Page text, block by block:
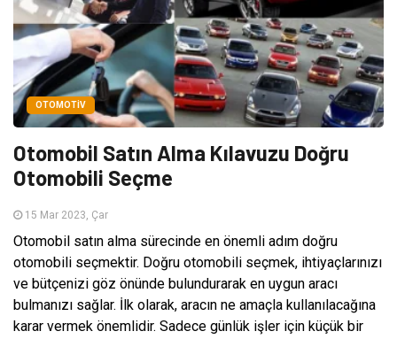
OTOMOTIV
Otomobil Satın Alma Kılavuzu Doğru
Otomobili Seçme
15 Mar 2023, Çar
Otomobil satın alma sürecinde en önemli adım doğru
otomobili seçmektir. Doğru otomobili seçmek, ihtiyaçlarınızı
ve bütçenizi göz önünde bulundurarak en uygun aracı
bulmanızı sağlar. İlk olarak, aracın ne amaçla kullanılacağına
karar vermek önemlidir. Sadece günlük işler için küçük bir